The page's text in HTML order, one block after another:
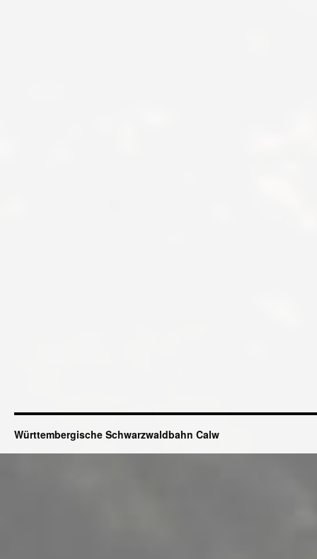
Württembergische Schwarzwaldbahn Calw